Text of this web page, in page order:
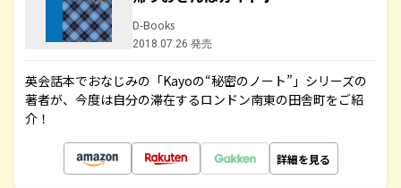
D-Books
2018.07.26 発売
英会話本でおなじみの「Kayoの“秘密のノート”」シリーズの
著者が、今度は自分の滞在するロンドン南東の田舎町をご紹
介！
詳細を見る